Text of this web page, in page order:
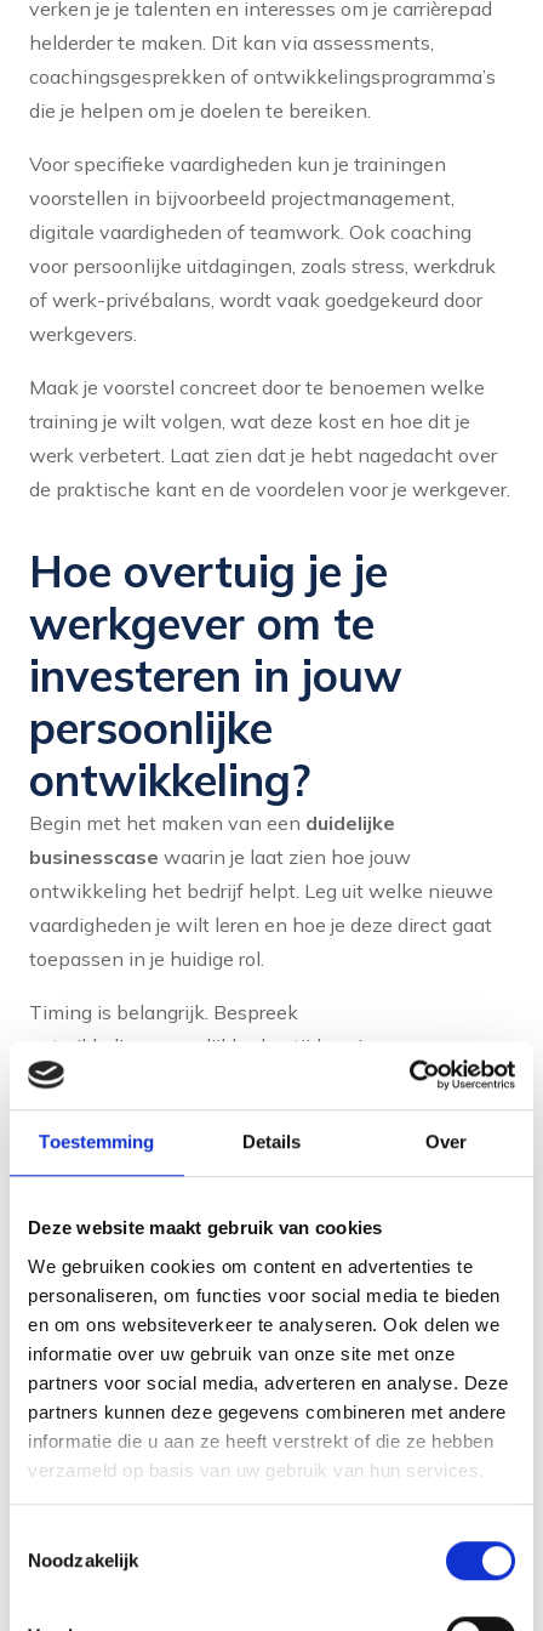
Toestemming Details Over
Deze website maakt gebruik van cookies
We gebruiken cookies om content en advertenties te
personaliseren, om functies voor social media te bieden
en om ons websiteverkeer te analyseren. Ook delen we
informatie over uw gebruik van onze site met onze
partners voor social media, adverteren en analyse. Deze
partners kunnen deze gegevens combineren met andere
informatie die u aan ze heeft verstrekt of die ze hebben
verzameld op basis van uw gebruik van hun services.
Noodzakelijk
verken je je talenten en interesses om je carrièrepad
helderder te maken. Dit kan via assessments,
coachingsgesprekken of ontwikkelingsprogramma’s
die je helpen om je doelen te bereiken.
Voor specifieke vaardigheden kun je trainingen
voorstellen in bijvoorbeeld projectmanagement,
digitale vaardigheden of teamwork. Ook coaching
voor persoonlijke uitdagingen, zoals stress, werkdruk
of werk-privébalans, wordt vaak goedgekeurd door
werkgevers.
Maak je voorstel concreet door te benoemen welke
training je wilt volgen, wat deze kost en hoe dit je
werk verbetert. Laat zien dat je hebt nagedacht over
de praktische kant en de voordelen voor je werkgever.
Hoe overtuig je je
werkgever om te
investeren in jouw
persoonlijke
ontwikkeling?
Begin met het maken van een duidelijke
businesscase waarin je laat zien hoe jouw
ontwikkeling het bedrijf helpt. Leg uit welke nieuwe
vaardigheden je wilt leren en hoe je deze direct gaat
toepassen in je huidige rol.
Timing is belangrijk. Bespreek
ontwikkelingsmogelijkheden tijdens je
functioneringsgesprek of jaarlijkse evaluatie. Dit zijn
natuurlijke momenten om over groei en
toekomstplannen te praten.
alleen om “een cursus”, maar presenteer een concreet
plan. Noem de training, de kosten, de tijdsinvestering
en de verwachte resultaten. Bied aan om je nieuwe
kennis te delen met collega’s.
Laat zien dat je gemotiveerd bent door voorbeelden te
geven van hoe je je eerder hebt ontwikkeld.
Werkgevers investeren liever in mensen die laten
Wat zijn de voordelen